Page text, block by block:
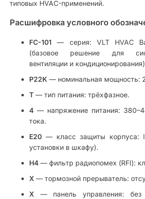
типовых HVAC-применений.
Расшифровка условного
FC-101 — серия: VLT HVAC
(базовое решение для
вентиляции и
P22K — номинальная мощность:
T — тип питания: трёхфазное.
4 — напряжение питания:
тока.
E20 — класс защиты корпуса:
установки в шкафу).
H4 — фильтр радиопомех (RFI):
X — тормозной прерыватель:
X — панель управления: без